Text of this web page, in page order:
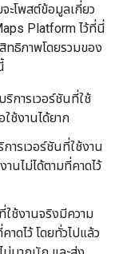
ะโพสต์ข้อมูลเกี่ยว
Platform ไว้ที่นี่
ทธิภาพโดยรวมของ
ริการเวอร์ชันที่ใช้
ช้งานได้ยาก
ารเวอร์ชันที่ใช้งาน
นไม่ได้ตามที่คาดไว้
ใช้งานจริงมีความ
าดไว้ โดยทั่วไปแล้ว